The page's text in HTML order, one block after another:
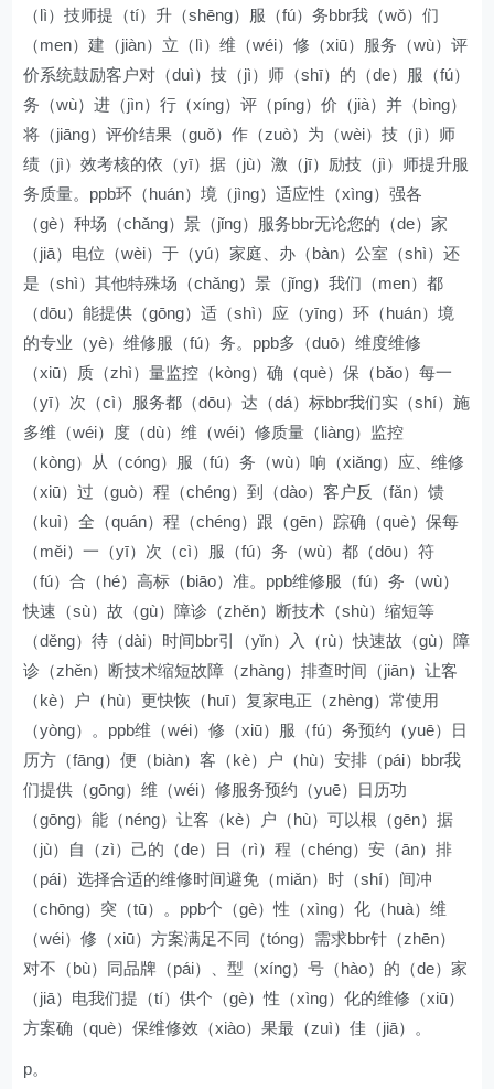
（lì）技师提（tí）升（shēng）服（fú）务bbr我（wǒ）们
（men）建（jiàn）立（lì）维（wéi）修（xiū）服务（wù）评
价系统鼓励客户对（duì）技（jì）师（shī）的（de）服（fú）
务（wù）进（jìn）行（xíng）评（píng）价（jià）并（bìng）
将（jiāng）评价结果（guǒ）作（zuò）为（wèi）技（jì）师
绩（jì）效考核的依（yī）据（jù）激（jī）励技（jì）师提升服
务质量。ppb环（huán）境（jìng）适应性（xìng）强各
（gè）种场（chǎng）景（jǐng）服务bbr无论您的（de）家
（jiā）电位（wèi）于（yú）家庭、办（bàn）公室（shì）还
是（shì）其他特殊场（chǎng）景（jǐng）我们（men）都
（dōu）能提供（gōng）适（shì）应（yīng）环（huán）境
的专业（yè）维修服（fú）务。ppb多（duō）维度维修
（xiū）质（zhì）量监控（kòng）确（què）保（bǎo）每一
（yī）次（cì）服务都（dōu）达（dá）标bbr我们实（shí）施
多维（wéi）度（dù）维（wéi）修质量（liàng）监控
（kòng）从（cóng）服（fú）务（wù）响（xiǎng）应、维修
（xiū）过（guò）程（chéng）到（dào）客户反（fǎn）馈
（kuì）全（quán）程（chéng）跟（gēn）踪确（què）保每
（měi）一（yī）次（cì）服（fú）务（wù）都（dōu）符
（fú）合（hé）高标（biāo）准。ppb维修服（fú）务（wù）
快速（sù）故（gù）障诊（zhěn）断技术（shù）缩短等
（děng）待（dài）时间bbr引（yǐn）入（rù）快速故（gù）障
诊（zhěn）断技术缩短故障（zhàng）排查时间（jiān）让客
（kè）户（hù）更快恢（huī）复家电正（zhèng）常使用
（yòng）。ppb维（wéi）修（xiū）服（fú）务预约（yuē）日
历方（fāng）便（biàn）客（kè）户（hù）安排（pái）bbr我
们提供（gōng）维（wéi）修服务预约（yuē）日历功
（gōng）能（néng）让客（kè）户（hù）可以根（gēn）据
（jù）自（zì）己的（de）日（rì）程（chéng）安（ān）排
（pái）选择合适的维修时间避免（miǎn）时（shí）间冲
（chōng）突（tū）。ppb个（gè）性（xìng）化（huà）维
（wéi）修（xiū）方案满足不同（tóng）需求bbr针（zhēn）
对不（bù）同品牌（pái）、型（xíng）号（hào）的（de）家
（jiā）电我们提（tí）供个（gè）性（xìng）化的维修（xiū）
方案确（què）保维修效（xiào）果最（zuì）佳（jiā）。
p。